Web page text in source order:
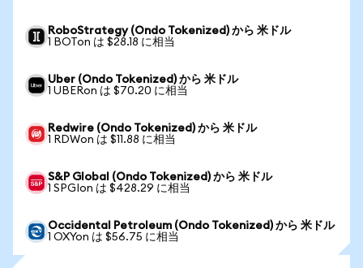
RoboStrategy (Ondo Tokenized) から 米ドル
1 BOTon は $28.18 に相当
Uber (Ondo Tokenized) から 米ドル
1 UBERon は $70.20 に相当
Redwire (Ondo Tokenized) から 米ドル
1 RDWon は $11.88 に相当
S&P Global (Ondo Tokenized) から 米ドル
1 SPGIon は $428.29 に相当
Occidental Petroleum (Ondo Tokenized) から 米ドル
1 OXYon は $56.75 に相当